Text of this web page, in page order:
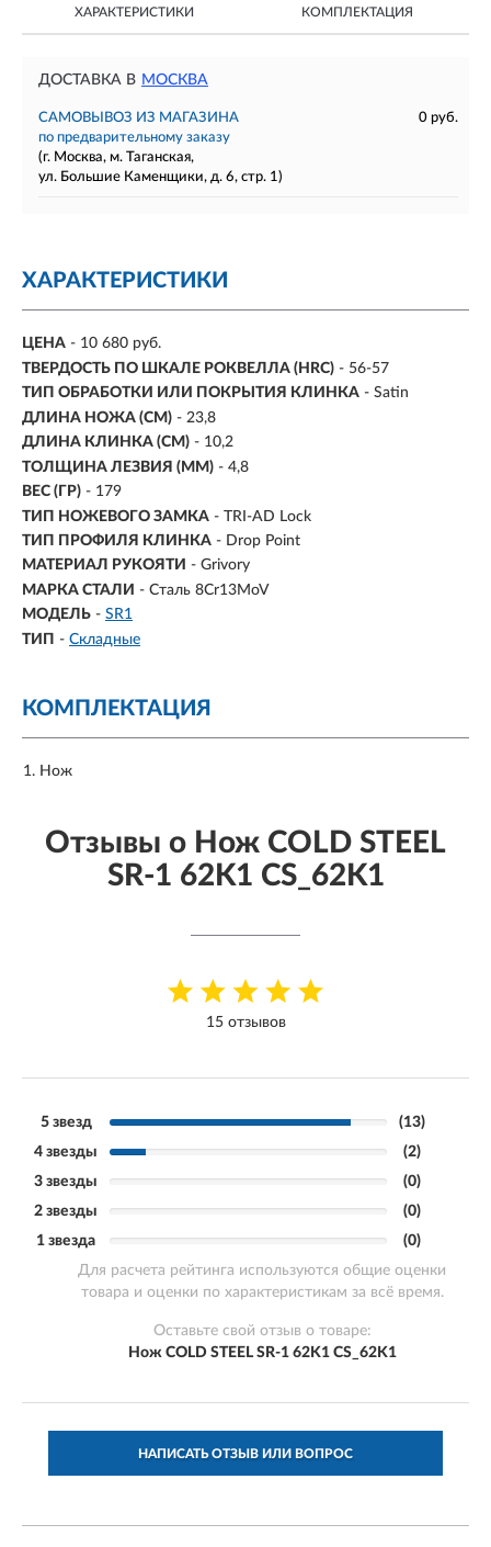
ХАРАКТЕРИСТИКИ КОМПЛЕКТАЦИЯ
ДОСТАВКА В МОСКВА
САМОВЫВОЗ ИЗ МАГАЗИНА
0 руб.
по предварительному заказу
(г. Москва, м. Таганская,
ул. Большие Каменщики, д. 6, стр. 1)
ХАРАКТЕРИСТИКИ
ЦЕНА - 10 680 руб.
ТВЕРДОСТЬ ПО ШКАЛЕ РОКВЕЛЛА (HRC) - 56-57
ТИП ОБРАБОТКИ ИЛИ ПОКРЫТИЯ КЛИНКА - Satin
ДЛИНА НОЖА (СМ) - 23,8
ДЛИНА КЛИНКА (СМ) - 10,2
ТОЛЩИНА ЛЕЗВИЯ (ММ) - 4,8
ВЕС (ГР) - 179
ТИП НОЖЕВОГО ЗАМКА - TRI-AD Lock
ТИП ПРОФИЛЯ КЛИНКА - Drop Point
МАТЕРИАЛ РУКОЯТИ - Grivory
МАРКА СТАЛИ - Сталь 8Cr13MoV
МОДЕЛЬ - SR1
ТИП - Складные
КОМПЛЕКТАЦИЯ
Нож
Отзывы о Нож COLD STEEL
SR-1 62K1 CS_62K1
15 отзывов
5 звезд
(13)
4 звезды
(2)
3 звезды
(0)
2 звезды
(0)
1 звезда
(0)
Для расчета рейтинга используются общие оценки
товара и оценки по характеристикам за всё время.
Оставьте свой отзыв о товаре:
Нож COLD STEEL SR-1 62K1 CS_62K1
НАПИСАТЬ ОТЗЫВ ИЛИ ВОПРОС